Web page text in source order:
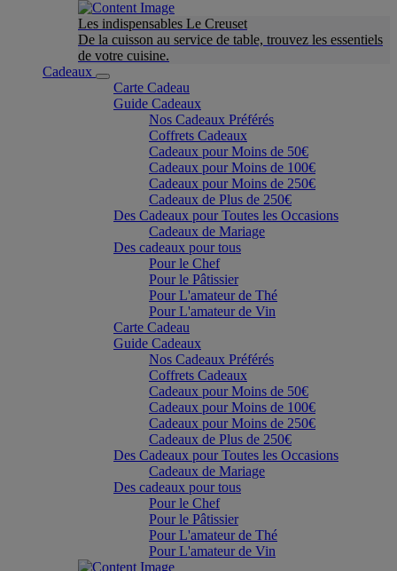
Les indispensables Le Creuset
De la cuisson au service de table, trouvez les essentiels
de votre cuisine.
Cadeaux
Carte Cadeau
Guide Cadeaux
Nos Cadeaux Préférés
Coffrets Cadeaux
Cadeaux pour Moins de 50€
Cadeaux pour Moins de 100€
Cadeaux pour Moins de 250€
Cadeaux de Plus de 250€
Des Cadeaux pour Toutes les Occasions
Cadeaux de Mariage
Des cadeaux pour tous
Pour le Chef
Pour le Pâtissier
Pour L'amateur de Thé
Pour L'amateur de Vin
Carte Cadeau
Guide Cadeaux
Nos Cadeaux Préférés
Coffrets Cadeaux
Cadeaux pour Moins de 50€
Cadeaux pour Moins de 100€
Cadeaux pour Moins de 250€
Cadeaux de Plus de 250€
Des Cadeaux pour Toutes les Occasions
Cadeaux de Mariage
Des cadeaux pour tous
Pour le Chef
Pour le Pâtissier
Pour L'amateur de Thé
Pour L'amateur de Vin